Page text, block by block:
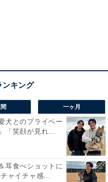
一ヶ月
犬とのプライベー
「笑顔が見れ...
耳食べショットに
ャイチャ感...